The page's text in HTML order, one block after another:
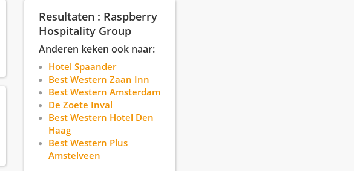
Resultaten : Raspberry
Hospitality Group
Anderen keken ook naar:
Hotel Spaander
Best Western Zaan Inn
Best Western Amsterdam
De Zoete Inval
Best Western Hotel Den
Haag
Best Western Plus
Amstelveen